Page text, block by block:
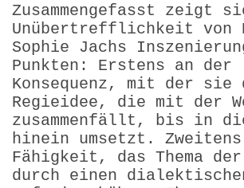
Zusammengefasst zeigt
Unübertrefflichkeit von
Sophie Jachs
Punkten: Erstens an der
Konsequenz, mit der sie
Regieidee, die mit der
zusammenfällt, bis in
hinein umsetzt.
Fähigkeit, das Thema
durch einen